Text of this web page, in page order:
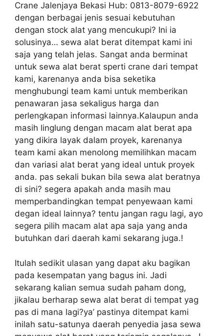
Crane Jalenjaya Bekasi Hub: 0813-8079-6922
dengan berbagai jenis sesuai kebutuhan
dengan stock alat yang mencukupi? Ini ia
solusinya… sewa alat berat ditempat kami ini
saja yang telah jelas. Sangat anda berminat
untuk sewa alat berat sperti crane dari tempat
kami, karenanya anda bisa seketika
menghubungi team kami untuk memberikan
penawaran jasa sekaligus harga dan
perlengkapan informasi lainnya.Kalaupun anda
masih linglung dengan macam alat berat apa
yang dikira layak dalam proyek, karenanya
team kami akan menolong memilihkan macam
dan variasi alat berat yang ideal untuk proyek
anda. pas sekali bukan bila sewa alat beratnya
di sini? segera apakah anda masih mau
memperbandingkan tempat penyewaan kami
degan ideal lainnya? tentu jangan ragu lagi, ayo
segera pilih macam alat apa saja yang anda
butuhkan dari daerah kami sekarang juga.!
Itulah sedikit ulasan yang dapat aku bagikan
pada kesempatan yang bagus ini. Jadi
sekarang kalian semua sudah paham dong,
jikalau berharap sewa alat berat di tempat yag
pas di mana lagi?ya’ pastinya ditempat kami
inilah satu-satunya daerah penyedia jasa sewa